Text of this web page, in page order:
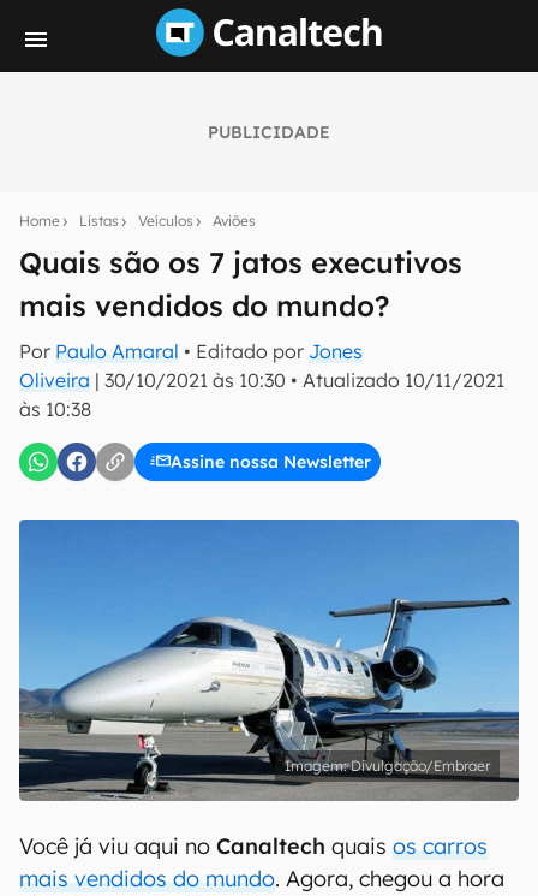
PUBLICIDADE
Home Listas Veículos Aviões
Quais são os 7 jatos executivos
mais vendidos do mundo?
Por Paulo Amaral • Editado por Jones
Oliveira | 30/10/2021 às 10:30 • Atualizado 10/11/2021
às 10:38
Assine nossa Newsletter
notícias e reviews sobre tecnologia em primeira
mão.
E-mail
Confirmo que li, aceito e concordo com os
Divulgação/Embraer
Você já viu aqui no Canaltech quais os carros
mais vendidos do mundo. Agora, chegou a hora